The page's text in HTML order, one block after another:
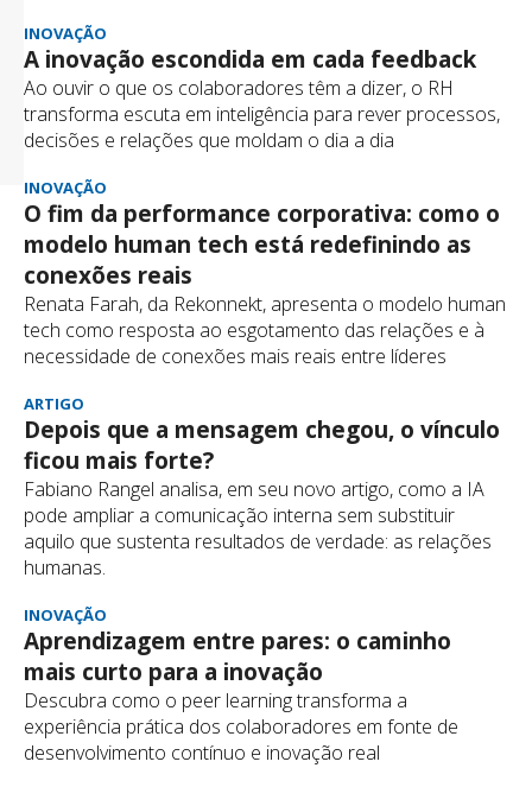
INOVAÇÃO
A inovação escondida em cada feedback
Ao ouvir o que os colaboradores têm a dizer, o RH
transforma escuta em inteligência para rever processos,
decisões e relações que moldam o dia a dia
INOVAÇÃO
O fim da performance corporativa: como o
modelo human tech está redefinindo as
conexões reais
Renata Farah, da Rekonnekt, apresenta o modelo human
tech como resposta ao esgotamento das relações e à
necessidade de conexões mais reais entre líderes
ARTIGO
Depois que a mensagem chegou, o vínculo
ficou mais forte?
Fabiano Rangel analisa, em seu novo artigo, como a IA
pode ampliar a comunicação interna sem substituir
aquilo que sustenta resultados de verdade: as relações
humanas.
INOVAÇÃO
Aprendizagem entre pares: o caminho
mais curto para a inovação
Descubra como o peer learning transforma a
experiência prática dos colaboradores em fonte de
desenvolvimento contínuo e inovação real